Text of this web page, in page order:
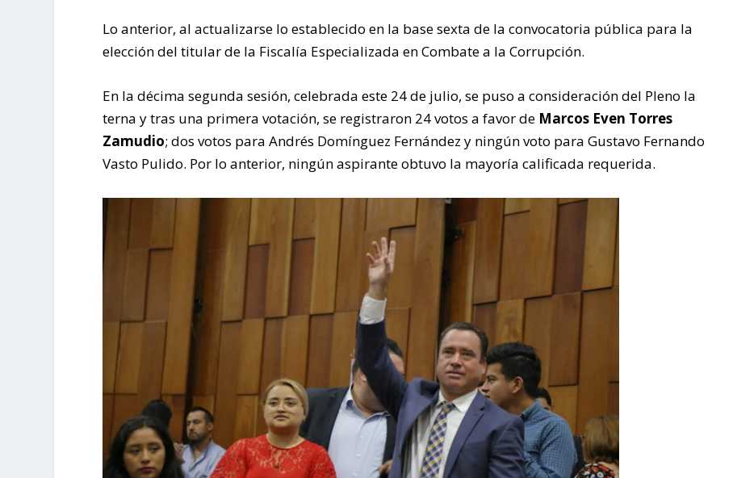
Lo anterior, al actualizarse lo establecido en la base sexta de la convocatoria pública para la
elección del titular de la Fiscalía Especializada en Combate a la Corrupción.
En la décima segunda sesión, celebrada este 24 de julio, se puso a consideración del Pleno la
terna y tras una primera votación, se registraron 24 votos a favor de Marcos Even Torres
Zamudio; dos votos para Andrés Domínguez Fernández y ningún voto para Gustavo Fernando
Vasto Pulido. Por lo anterior, ningún aspirante obtuvo la mayoría calificada requerida.